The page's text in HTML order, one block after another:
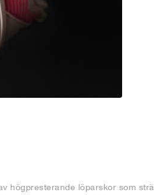
högpresterande löparskor som